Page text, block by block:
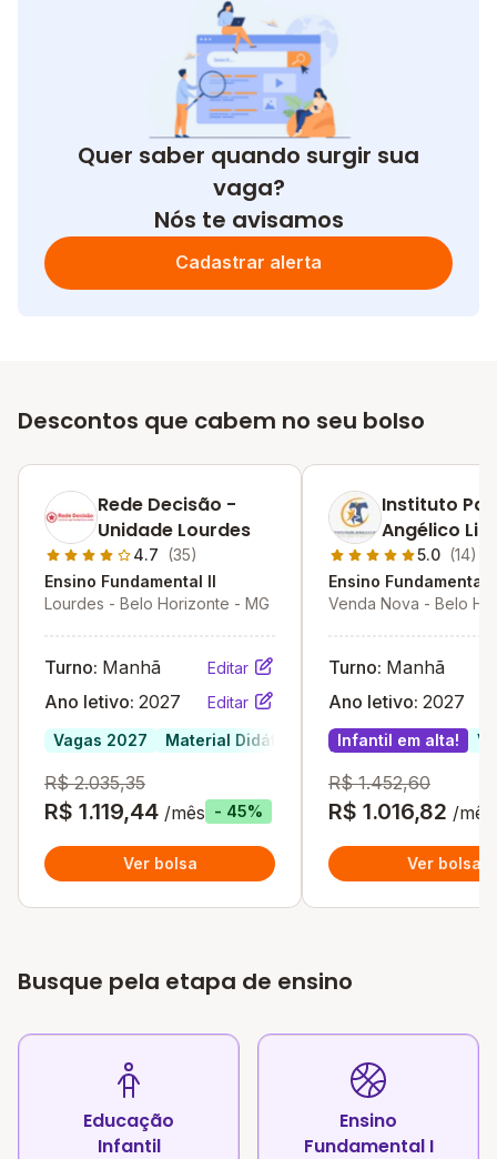
Quer saber quando surgir sua
vaga?
Nós te avisamos
Cadastrar alerta
Descontos que cabem no seu bolso
Rede Decisão -
Unidade Lourdes
4.7 (35)
Ensino Fundamental II
Lourdes - Belo Horizonte - MG
Turno: Manhã Editar
Ano letivo: 2027
Editar
Vagas 2027
Material Didático Incluso Infantil em
R$ 2.035,35
R$ 1.119,44 /mês - 45%
Ver bolsa
Instituto
Angélico
5.0 (14)
Ensino Fundamental
Venda Nova - Belo
Turno: Manhã
Ano letivo: 2027
Infantil em alta!
R$ 1.452,60
R$ 1.016,82 /mês
Ver bolsa
Busque pela etapa de ensino
Educação
Infantil
Ensino
Fundamental I